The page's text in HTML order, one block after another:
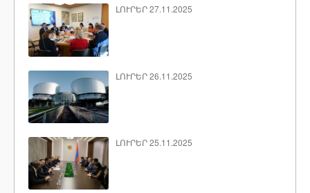
ԼՈՒՐԵՐ 27.11.2025
ԼՈՒՐԵՐ 26.11.2025
ԼՈՒՐԵՐ 25.11.2025